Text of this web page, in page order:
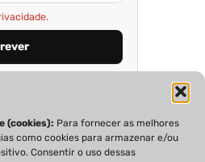
(cookies): Para fornecer as melhores
como cookies para armazenar e/ou
Consentir o uso dessas